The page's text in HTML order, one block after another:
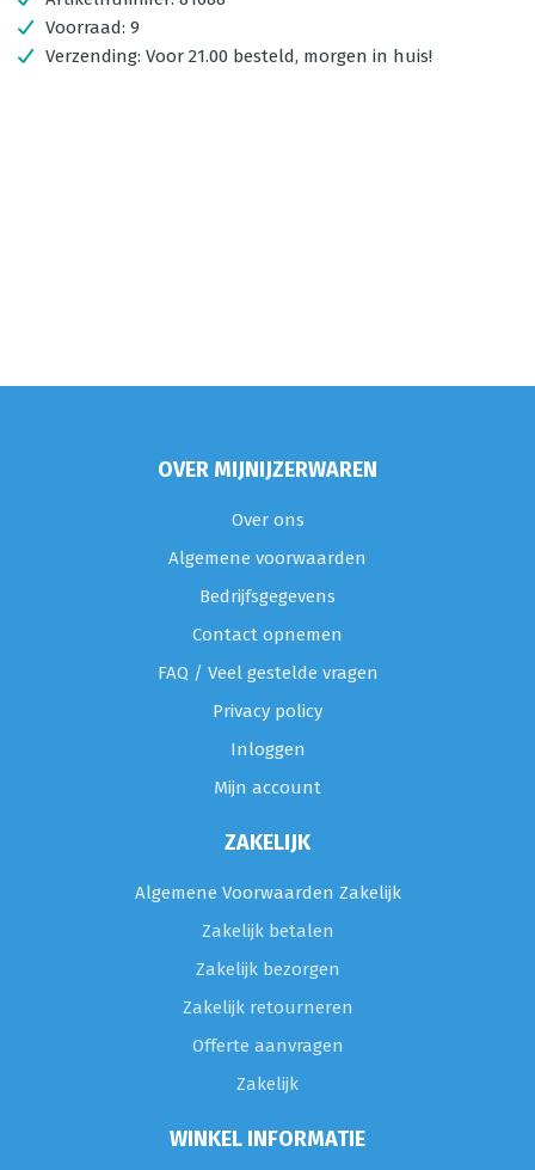
Voorraad: 9
Verzending: Voor 21.00 besteld, morgen in huis!
OVER MIJNIJZERWAREN
Over ons
Algemene voorwaarden
Bedrijfsgegevens
Contact opnemen
FAQ / Veel gestelde vragen
Privacy policy
Inloggen
Mijn account
ZAKELIJK
Algemene Voorwaarden Zakelijk
Zakelijk betalen
Zakelijk bezorgen
Zakelijk retourneren
Offerte aanvragen
Zakelijk
WINKEL INFORMATIE